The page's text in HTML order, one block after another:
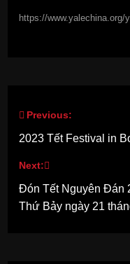
https://www.yalechina.org/
Post
Previous:
2023 Tết Festival in
Next:
Đón Tết Nguyên Đán
Thứ Bảy ngày 21